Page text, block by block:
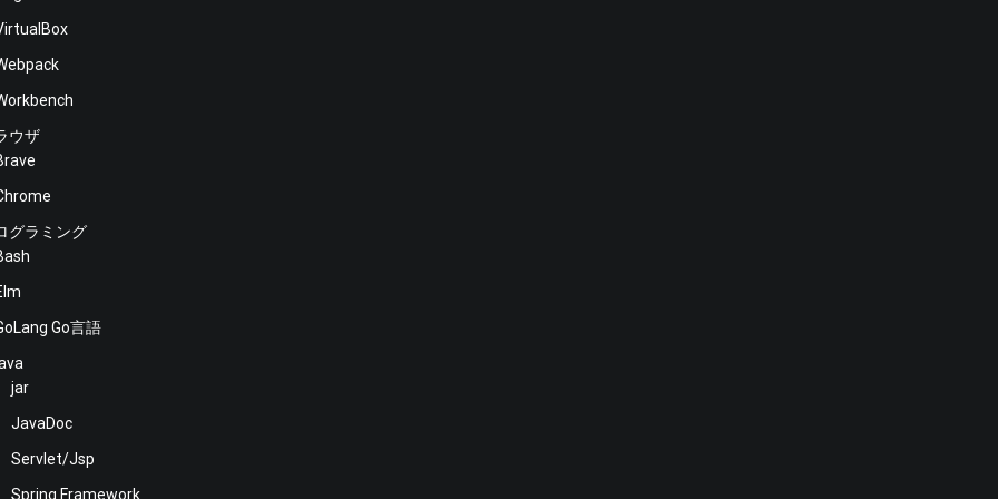
ウザ
グラミング
Go言語
jar
JavaDoc
Servlet/Jsp
Spring Framework